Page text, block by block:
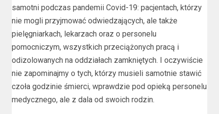
samotni podczas pandemii Covid-19: pacjentach, którzy
nie mogli przyjmować odwiedzających, ale także
pielęgniarkach, lekarzach oraz o personelu
pomocniczym, wszystkich przeciążonych pracą i
odizolowanych na oddziałach zamkniętych. I oczywiście
nie zapominajmy o tych, którzy musieli samotnie stawić
czoła godzinie śmierci, wprawdzie pod opieką personelu
medycznego, ale z dala od swoich rodzin.